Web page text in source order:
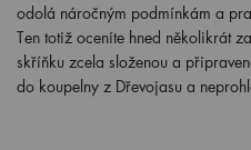
odolá náročným podmínkám a
Ten totiž oceníte hned několikrát
skříňku zcela složenou a
do koupelny z Dřevojasu a